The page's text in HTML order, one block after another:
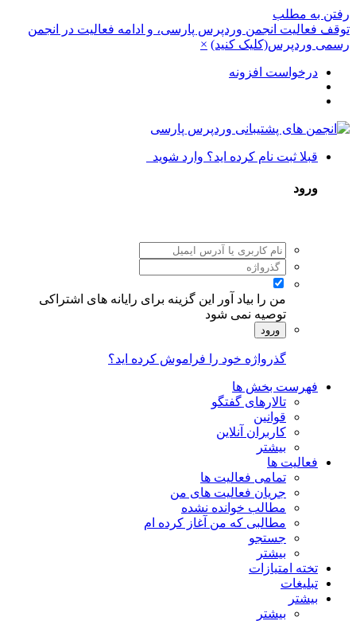
رفتن به مطلب
توقف فعالیت انجمن وردپرس پارسی، و ادامه فعالیت در انجمن
رسمی وردپرس(کلیک کنید) ×
درخواست افزونه
قبلا ثبت نام کرده اید؟ وارد شوید
ورود
من را بیاد آور
این گزینه برای رایانه های اشتراکی
توصیه نمی شود
ورود
گذرواژه خود را فراموش کرده اید؟
فهرست بخش ها
تالارهای گفتگو
قوانین
کاربران آنلاین
بیشتر
فعالیت ها
تمامی فعالیت ها
جریان فعالیت های من
مطالب خوانده نشده
مطالبی که من آغاز کرده ام
جستجو
بیشتر
تخته امتیازات
تبلیغات
بیشتر
بیشتر